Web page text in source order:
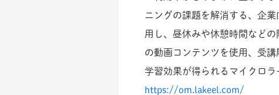
ニングの課題を解消する、企
用し、昼休みや休憩時間など
の動画コンテンツを使用、受
学習効果が得られるマイクロ
https://om.lakeel.com/